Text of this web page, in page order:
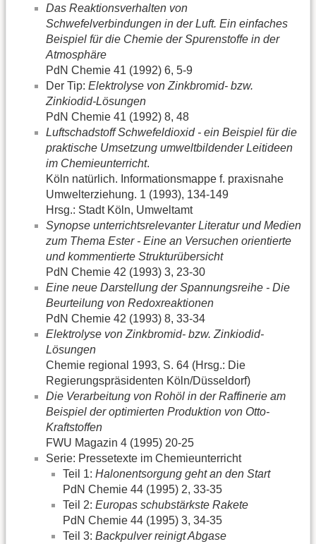
Das Reaktionsverhalten von
Schwefelverbindungen in der Luft. Ein einfaches
Beispiel für die Chemie der Spurenstoffe in der
Atmosphäre
PdN Chemie 41 (1992) 6, 5-9
Der Tip: Elektrolyse von Zinkbromid- bzw.
Zinkiodid-Lösungen
PdN Chemie 41 (1992) 8, 48
Luftschadstoff Schwefeldioxid - ein Beispiel für die
praktische Umsetzung umweltbildender Leitideen
im Chemieunterricht.
Köln natürlich. Informationsmappe f. praxisnahe
Umwelterziehung. 1 (1993), 134-149
Hrsg.: Stadt Köln, Umweltamt
Synopse unterrichtsrelevanter Literatur und Medien
zum Thema Ester - Eine an Versuchen orientierte
und kommentierte Strukturübersicht
PdN Chemie 42 (1993) 3, 23-30
Eine neue Darstellung der Spannungsreihe - Die
Beurteilung von Redoxreaktionen
PdN Chemie 42 (1993) 8, 33-34
Elektrolyse von Zinkbromid- bzw. Zinkiodid-
Lösungen
Chemie regional 1993, S. 64 (Hrsg.: Die
Regierungspräsidenten Köln/Düsseldorf)
Die Verarbeitung von Rohöl in der Raffinerie am
Beispiel der optimierten Produktion von Otto-
Kraftstoffen
FWU Magazin 4 (1995) 20-25
Serie: Pressetexte im Chemieunterricht
Teil 1: Halonentsorgung geht an den Start
PdN Chemie 44 (1995) 2, 33-35
Teil 2: Europas schubstärkste Rakete
PdN Chemie 44 (1995) 3, 34-35
Teil 3: Backpulver reinigt Abgase